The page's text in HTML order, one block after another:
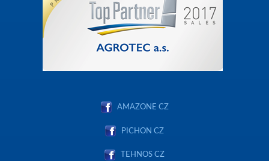
AMAZONE CZ
PICHON CZ
TEHNOS CZ